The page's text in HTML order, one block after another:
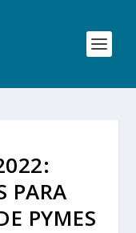
PARA
PYMES